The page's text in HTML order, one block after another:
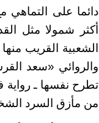
دائما على
أكثر شمولا مثل
الشعبية القريب
والروائي «سعد
تطرح نفسها ـ رواية
من مأزق السرد